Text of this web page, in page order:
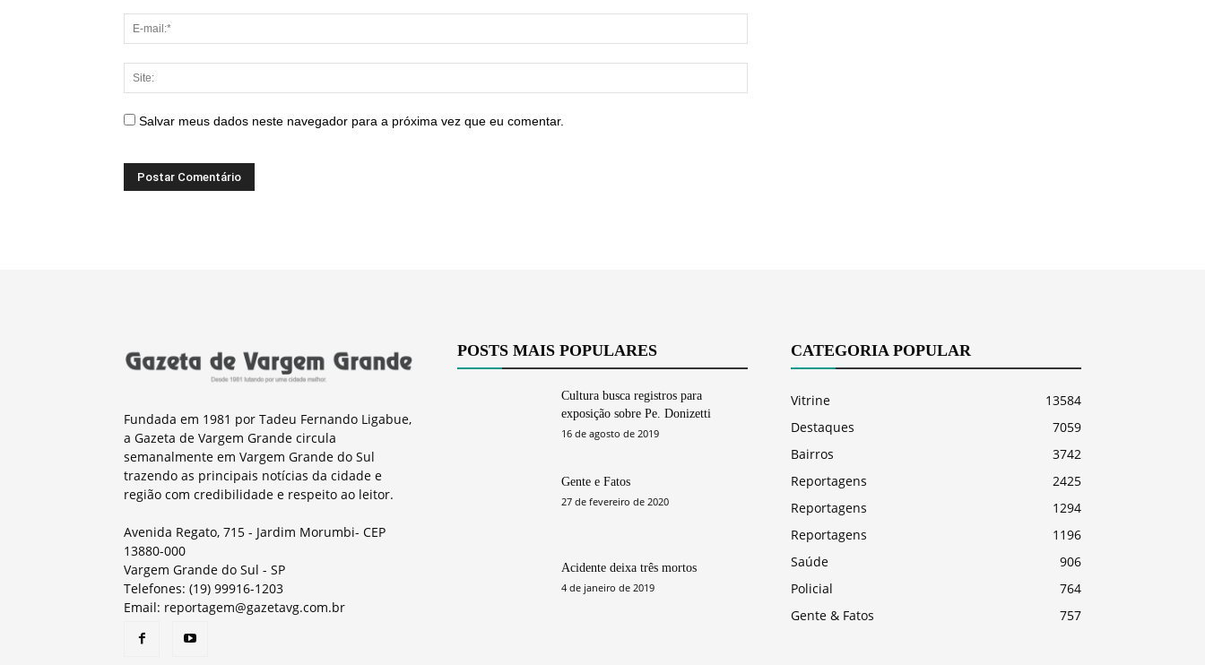
Salvar meus dados neste navegador para a próxima vez que eu comentar.
Fundada em 1981 por Tadeu Fernando Ligabue,
a Gazeta de Vargem Grande circula
semanalmente em Vargem Grande do Sul
trazendo as principais notícias da cidade e
região com credibilidade e respeito ao leitor.
Avenida Regato, 715 - Jardim Morumbi- CEP
13880-000
Vargem Grande do Sul - SP
Telefones: (19) 99916-1203
Email: reportagem@gazetavg.com.br
POSTS MAIS POPULARES
Cultura busca registros para
exposição sobre Pe. Donizetti
16 de agosto de 2019
Gente e Fatos
27 de fevereiro de 2020
Acidente deixa três mortos
4 de janeiro de 2019
CATEGORIA POPULAR
Vitrine
13584
Destaques
7059
Bairros
3742
Reportagens
2425
Reportagens
1294
Reportagens
1196
Saúde
906
Policial
764
Gente & Fatos
757